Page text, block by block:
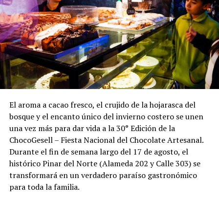
El aroma a cacao fresco, el crujido de la hojarasca del
bosque y el encanto único del invierno costero se unen
una vez más para dar vida a la 30° Edición de la
ChocoGesell – Fiesta Nacional del Chocolate Artesanal.
Durante el fin de semana largo del 17 de agosto, el
histórico Pinar del Norte (Alameda 202 y Calle 303) se
transformará en un verdadero paraíso gastronómico
para toda la familia.